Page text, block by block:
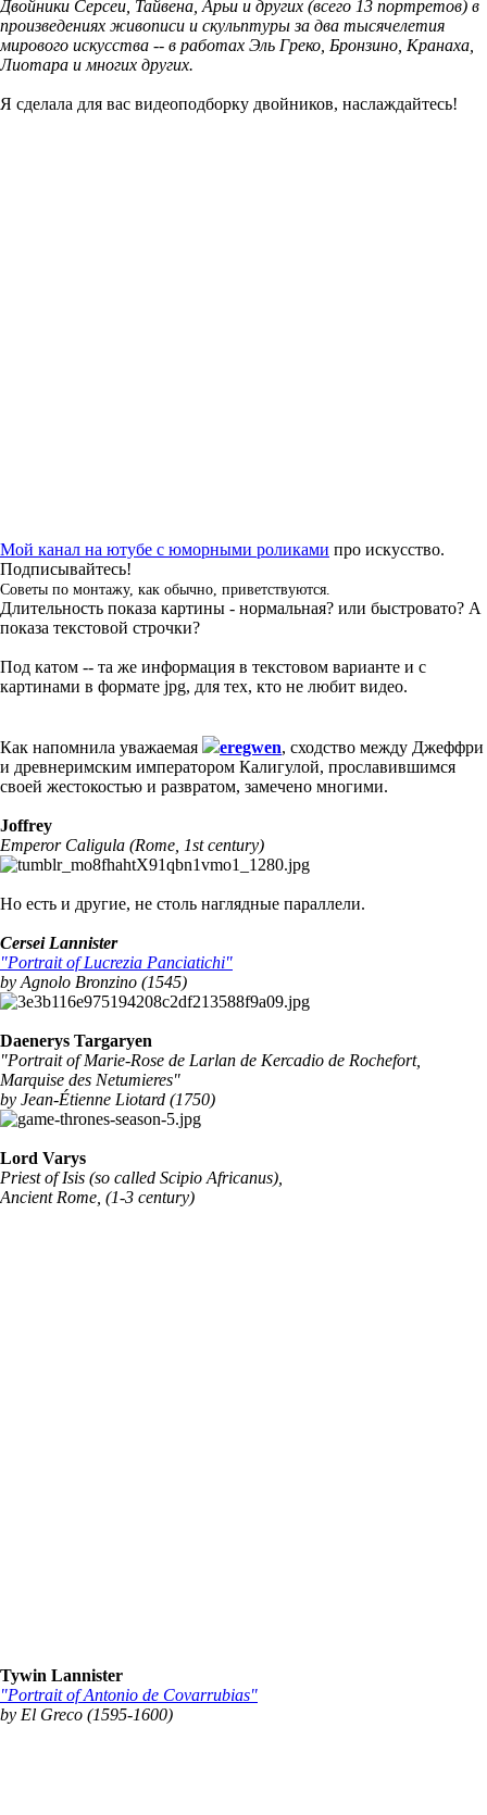
Двойники Серсеи, Тайвена, Арьи и других (всего 13 портретов) в
произведениях живописи и скульптуры за два тысячелетия
мирового искусства -- в работах Эль Греко, Бронзино, Кранаха,
Лиотара и многих других.
Я сделала для вас видеоподборку двойников, наслаждайтесь!
Мой канал на ютубе с юморными роликами про искусство.
Подписывайтесь!
Советы по монтажу, как обычно, приветствуются.
Длительность показа картины - нормальная? или быстровато? А
показа текстовой строчки?
Под катом -- та же информация в текстовом варианте и с
картинами в формате jpg, для тех, кто не любит видео.
Как напомнила уважаемая eregwen, сходство между Джеффри
и древнеримским императором Калигулой, прославившимся
своей жестокостью и развратом, замечено многими.
Joffrey
Emperor Caligula (Rome, 1st century)
Но есть и другие, не столь наглядные параллели.
Cersei Lannister
"Portrait of Lucrezia Panciatichi"
by Agnolo Bronzino (1545)
Daenerys Targaryen
"Portrait of Marie-Rose de Larlan de Kercadio de Rochefort,
Marquise des Netumieres"
by Jean-Étienne Liotard (1750)
Lord Varys
Priest of Isis (so called Scipio Africanus),
Ancient Rome, (1-3 century)
Tywin Lannister
"Portrait of Antonio de Covarrubias"
by El Greco (1595-1600)